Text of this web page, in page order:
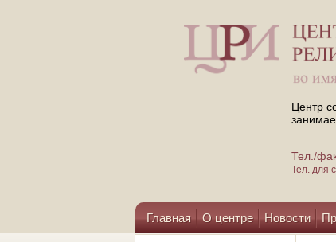
Центр
Тел./
Тел. для
Главная О центре Новости